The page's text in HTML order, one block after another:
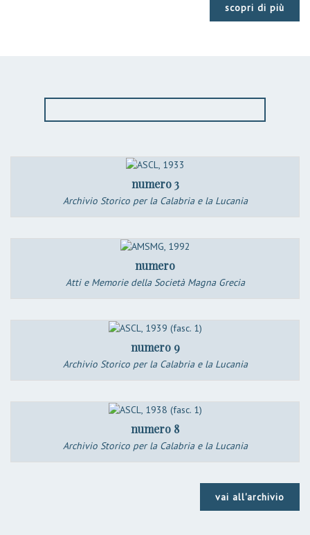
scopri di più
numero 3
Archivio Storico per la Calabria e la Lucania
numero
Atti e Memorie della Società Magna Grecia
numero 9
Archivio Storico per la Calabria e la Lucania
numero 8
Archivio Storico per la Calabria e la Lucania
vai all'archivio